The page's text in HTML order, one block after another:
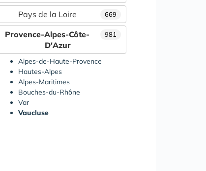
669
Pays de la Loire
981
Provence-Alpes-Côte-
D'Azur
Alpes-de-Haute-Provence
Hautes-Alpes
Alpes-Maritimes
Bouches-du-Rhône
Var
Vaucluse